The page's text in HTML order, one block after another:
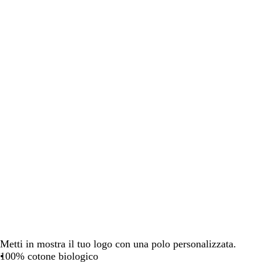
Metti in mostra il tuo logo con una polo personalizzata.
100% cotone biologico